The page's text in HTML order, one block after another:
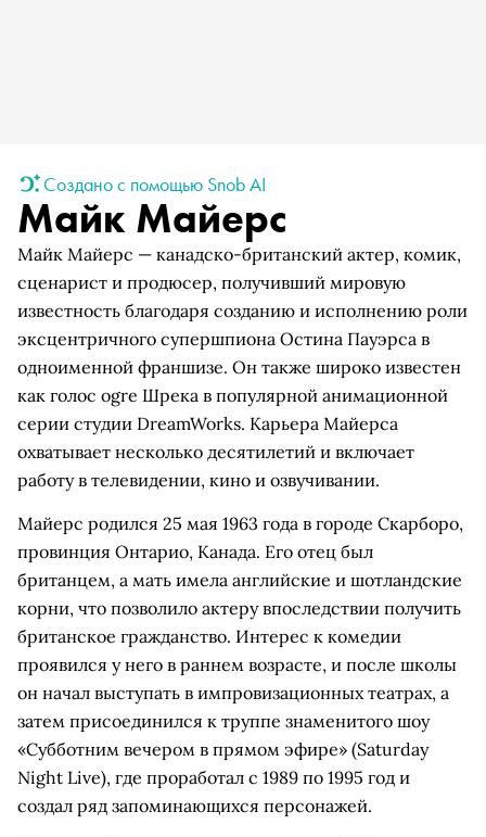
Создано с помощью Snob AI
Майк Майерс
Майк Майерс — канадско-британский актер, комик,
сценарист и продюсер, получивший мировую
известность благодаря созданию и исполнению роли
эксцентричного супершпиона Остина Пауэрса в
одноименной франшизе. Он также широко известен
как голос ogre Шрека в популярной анимационной
серии студии DreamWorks. Карьера Майерса
охватывает несколько десятилетий и включает
работу в телевидении, кино и озвучивании.
Майерс родился 25 мая 1963 года в городе Скарборо,
провинция Онтарио, Канада. Его отец был
британцем, а мать имела английские и шотландские
корни, что позволило актеру впоследствии получить
британское гражданство. Интерес к комедии
проявился у него в раннем возрасте, и после школы
он начал выступать в импровизационных театрах, а
затем присоединился к труппе знаменитого шоу
«Субботним вечером в прямом эфире» (Saturday
Night Live), где проработал с 1989 по 1995 год и
создал ряд запоминающихся персонажей.